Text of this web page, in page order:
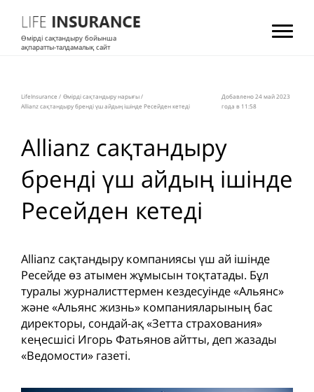
Өмірді сақтандыру бойынша
ақпаратты-талдамалық сайт
LifeInsurance / Өмірді сақтандыру нарығы/
Allianz сақтандыру бренді үш айдың ішінде Ресейден кетеді
Добавлено 24 май 2023
года в 11:58
Allianz сақтандыру
бренді үш айдың ішінде
Ресейден кетеді
Allianz сақтандыру компаниясы үш ай ішінде
Ресейде өз атымен жұмысын тоқтатады. Бұл
туралы журналисттермен кездесуінде «Альянс»
және «Альянс жизнь» компанияларының бас
директоры, сондай-ақ «Зетта страхования»
кеңесшісі Игорь Фатьянов айтты, деп жазады
«Ведомости» газеті.